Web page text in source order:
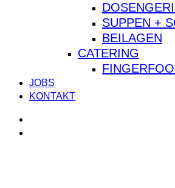
SUPPEN +
BEILAGEN
CATERING
JOBS
KONTAKT